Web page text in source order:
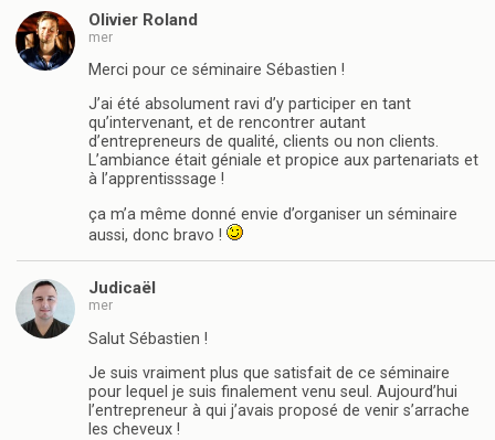
Olivier Roland
mer
Merci pour ce séminaire Sébastien !
J’ai été absolument ravi d’y participer en tant
qu’intervenant, et de rencontrer autant
d’entrepreneurs de qualité, clients ou non clients.
L’ambiance était géniale et propice aux partenariats et
à l’apprentisssage !
ça m’a même donné envie d’organiser un séminaire
aussi, donc bravo !
Judicaël
mer
Salut Sébastien !
Je suis vraiment plus que satisfait de ce séminaire
pour lequel je suis finalement venu seul. Aujourd’hui
l’entrepreneur à qui j’avais proposé de venir s’arrache
les cheveux !